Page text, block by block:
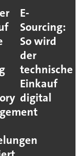
E-
Sourcing:
So wird
der
technische
Einkauf
digital